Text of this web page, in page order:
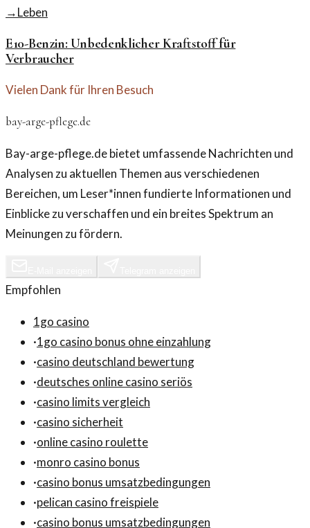
→Leben
E10-Benzin: Unbedenklicher Kraftstoff für
Verbraucher
Vielen Dank für Ihren Besuch
bay-arge-pflege.de
Bay-arge-pflege.de bietet umfassende Nachrichten und
Analysen zu aktuellen Themen aus verschiedenen
Bereichen, um Leser*innen fundierte Informationen und
Einblicke zu verschaffen und ein breites Spektrum an
Meinungen zu fördern.
Empfohlen
1go casino
·1go casino bonus ohne einzahlung
·casino deutschland bewertung
·deutsches online casino seriös
·casino limits vergleich
·casino sicherheit
·online casino roulette
·monro casino bonus
·casino bonus umsatzbedingungen
·pelican casino freispiele
·casino bonus umsatzbedingungen